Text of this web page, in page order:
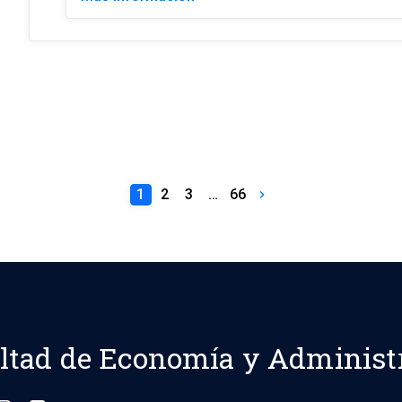
1 2 3 … 66 keyboard_arrow_right
de Economía y